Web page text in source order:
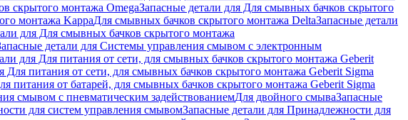
скрытого монтажа OmegaЗапасные детали для Для смывных бачков скрытого
монтажа KappaДля смывных бачков скрытого монтажа DeltaЗапасные детали
для Для смывных бачков скрытого монтажа
детали для Системы управления смывом с электронным
для Для питания от сети, для смывных бачков скрытого монтажа Geberit
Для питания от сети, для смывных бачков скрытого монтажа Geberit Sigma
питания от батарей, для смывных бачков скрытого монтажа Geberit Sigma
смывом с пневматическим задействованиемДля двойного смываЗапасные
для систем управления смывомЗапасные детали для Принадлежности для